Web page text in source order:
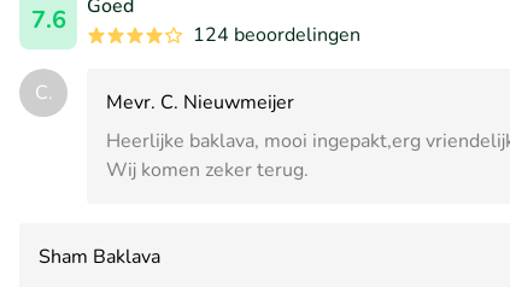
7.6
Goed
124 beoordelingen
C.
Mevr. C. Nieuwmeijer
Heerlijke baklava, mooi ingepakt,erg
Wij komen zeker terug.
Sham Baklava